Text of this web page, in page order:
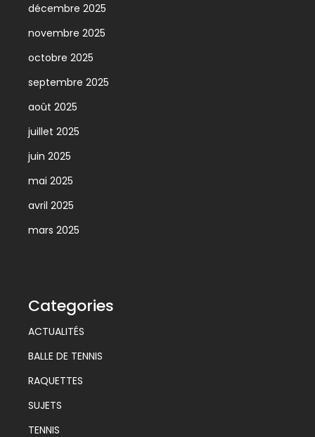
décembre 2025
novembre 2025
octobre 2025
septembre 2025
août 2025
juillet 2025
juin 2025
mai 2025
avril 2025
mars 2025
Categories
ACTUALITÉS
BALLE DE TENNIS
RAQUETTES
SUJETS
TENNIS